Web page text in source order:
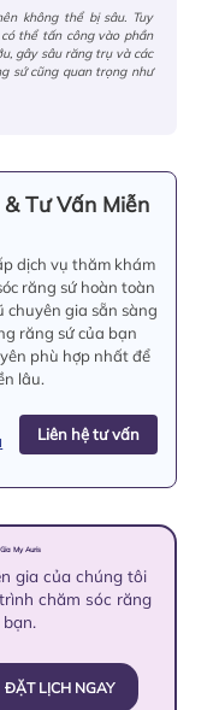
không thể bị sâu. Tuy
thể tấn công vào phần
gây sâu răng trụ và các
sứ cũng quan trọng như
Tư Vấn Miễn
dịch vụ thăm khám
răng sứ hoàn toàn
chuyên gia sẵn sàng
răng sứ của bạn
phù hợp nhất để
lâu.
Liên hệ tư vấn
My Auris
gia của chúng tôi
chăm sóc răng
ĐẶT LỊCH NGAY